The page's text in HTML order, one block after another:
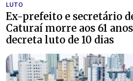
LUTO
Ex-prefeito e secretário
Caturaí morre aos 61
decreta luto de 10 dias